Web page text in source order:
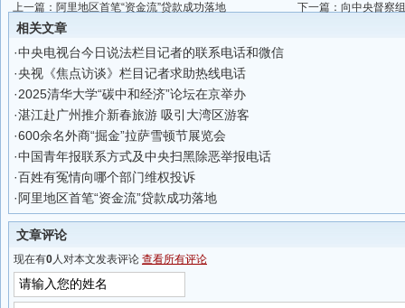
上一篇： 阿里地区首笔“资金流”贷款成功落地 下一篇： 向中央督察
相关文章
·中央电视台今日说法栏目记者的联系电话和微信
·央视《焦点访谈》栏目记者求助热线电话
·2025清华大学“碳中和经济”论坛在京举办
·湛江赴广州推介新春旅游 吸引大湾区游客
·600余名外商“掘金”拉萨雪顿节展览会
·中国青年报联系方式及中央扫黑除恶举报电话
·百姓有冤情向哪个部门维权投诉
· 阿里地区首笔“资金流”贷款成功落地
文章评论
现在有0人对本文发表评论 查看所有评论